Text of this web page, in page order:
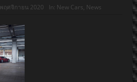
ฤศจิกายน 2020 In: New Cars, News